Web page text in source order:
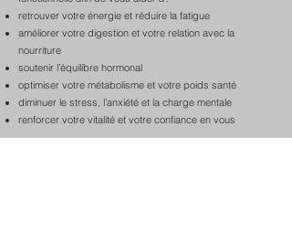
retrouver votre énergie et réduire la fatigue
améliorer votre digestion et votre relation avec la
nourriture
soutenir l’équilibre hormonal
optimiser votre métabolisme et votre poids santé
diminuer le stress, l’anxiété et la charge mentale
renforcer votre vitalité et votre confiance en vous